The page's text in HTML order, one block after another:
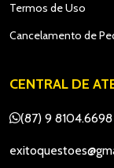
Termos de Uso
Cancelamento de
CENTRAL DE
(87) 9 8104.6698